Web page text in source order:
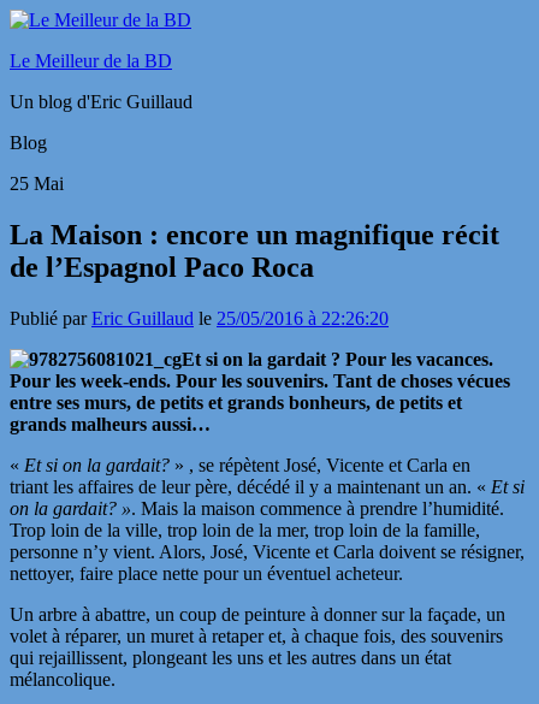
Le Meilleur de la BD
Un blog d'Eric Guillaud
Blog
25 Mai
La Maison : encore un magnifique récit
de l’Espagnol Paco Roca
Publié parEric Guillaud le 25/05/2016 à 22:26:20
Et si on la gardait ? Pour les vacances.
Pour les week-ends. Pour les souvenirs. Tant de choses vécues
entre ses murs, de petits et grands bonheurs, de petits et
grands malheurs aussi…
« Et si on la gardait? » , se répètent José, Vicente et Carla en
triant les affaires de leur père, décédé il y a maintenant un an. « Et si
on la gardait? ». Mais la maison commence à prendre l’humidité.
Trop loin de la ville, trop loin de la mer, trop loin de la famille,
personne n’y vient. Alors, José, Vicente et Carla doivent se résigner,
nettoyer, faire place nette pour un éventuel acheteur.
Un arbre à abattre, un coup de peinture à donner sur la façade, un
volet à réparer, un muret à retaper et, à chaque fois, des souvenirs
qui rejaillissent, plongeant les uns et les autres dans un état
mélancolique.